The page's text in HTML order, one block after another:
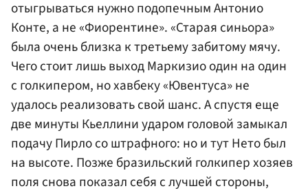
отыгрываться нужно подопечным Антонио
Конте, а не «Фиорентине». «Старая синьора»
была очень близка к третьему забитому мячу.
Чего стоит лишь выход Маркизио один на один
с голкипером, но хавбеку «Ювентуса» не
удалось реализовать свой шанс. А спустя еще
две минуты Кьеллини ударом головой замыкал
подачу Пирло со штрафного: но и тут Нето был
на высоте. Позже бразильский голкипер хозяев
поля снова показал себя с лучшей стороны,